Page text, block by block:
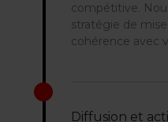
compétitive.
stratégie de
cohérence avec
Diffusion et